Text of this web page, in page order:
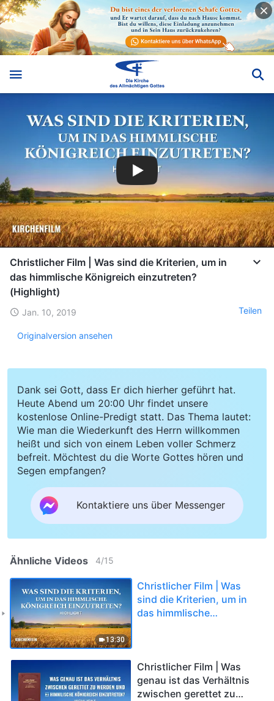
Christlicher Film | Was sind die Kriterien, um in
das himmlische Königreich einzutreten?
(Highlight)
Jan. 10, 2019 Teilen
Originalversion ansehen
Dank sei Gott, dass Er dich hierher geführt hat.
Heute Abend um 20:00 Uhr findet unsere
kostenlose Online-Predigt statt. Das Thema lautet:
Wie man die Wiederkunft des Herrn willkommen
heißt und sich von einem Leben voller Schmerz
befreit. Möchtest du die Worte Gottes hören und
Segen empfangen?
Kontaktiere uns über Messenger
Ähnliche Videos 4/15
13:30
Christlicher Film | Was
sind die Kriterien, um in
das himmlische
Christlicher Film | Was
genau ist das Verhältnis
zwischen gerettet zu